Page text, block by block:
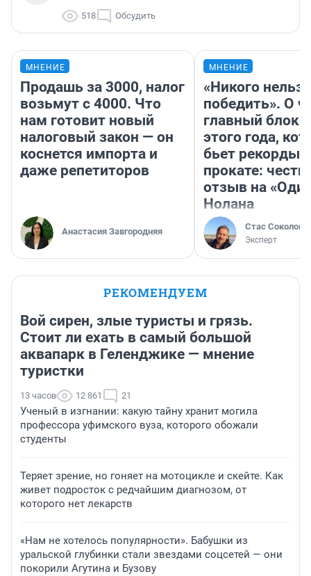
518 Обсудить
МНЕНИЕ
Продашь за 3000, налог
возьмут с 4000. Что
нам готовит новый
налоговый закон — он
коснется импорта и
даже репетиторов
Анастасия Завгородняя
МНЕНИЕ
«Никого нельзя
победить». О
главный
этого года,
бьет рекорды в
прокате:
отзыв на
Нолана
Стас Соколов
Эксперт
РЕКОМЕНДУЕМ
Вой сирен, злые туристы и грязь.
Стоит ли ехать в самый большой
аквапарк в Геленджике — мнение
туристки
13 часов 12 861 21
Ученый в изгнании: какую тайну хранит могила
профессора уфимского вуза, которого обожали
студенты
Теряет зрение, но гоняет на мотоцикле и скейте. Как
живет подросток с редчайшим диагнозом, от
которого нет лекарств
«Нам не хотелось популярности». Бабушки из
уральской глубинки стали звездами соцсетей — они
покорили Агутина и Бузову